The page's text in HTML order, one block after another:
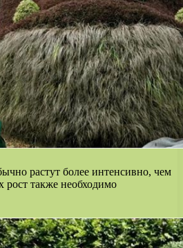
растут более интенсивно, чем
рост также необходимо